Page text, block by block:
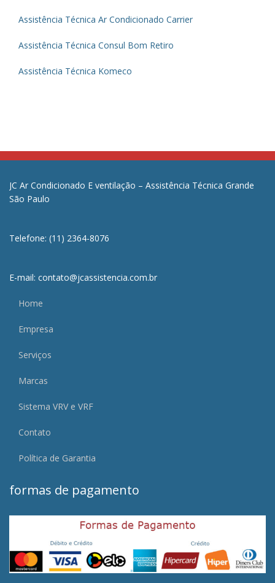
Assistência Técnica Ar Condicionado Carrier
Assistência Técnica Consul Bom Retiro
Assistência Técnica Komeco
JC Ar Condicionado E ventilação – Assistência Técnica Grande
São Paulo
Telefone: (11) 2364-8076
E-mail: contato@jcassistencia.com.br
Home
Empresa
Serviços
Marcas
Sistema VRV e VRF
Contato
Política de Garantia
formas de pagamento